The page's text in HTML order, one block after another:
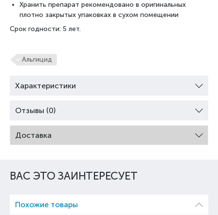
Хранить препарат рекомендовано в оригинальных
плотно закрытых упаковках в сухом помещении
Срок годности: 5 лет.
Альгицид
Характеристики
Отзывы (0)
Доставка
ВАС ЭТО ЗАИНТЕРЕСУЕТ
Похожие товары